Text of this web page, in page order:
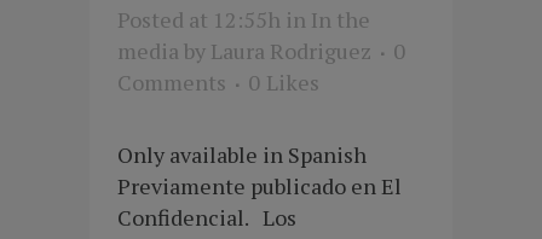
Posted at 12:55h in In the
media by Laura Rodriguez
0
Comments
0 Likes
Only available in Spanish
Previamente publicado en El
Confidencial. Los